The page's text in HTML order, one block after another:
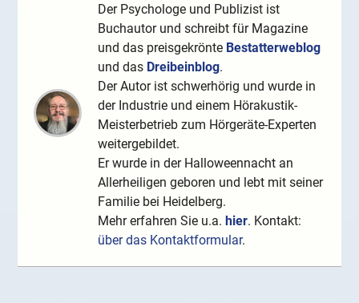
Der Psychologe und Publizist ist
Buchautor und schreibt für Magazine
und das preisgekrönte Bestatterweblog
und das Dreibeinblog.
Der Autor ist schwerhörig und wurde in
der Industrie und einem Hörakustik-
Meisterbetrieb zum Hörgeräte-Experten
weitergebildet.
Er wurde in der Halloweennacht an
Allerheiligen geboren und lebt mit seiner
Familie bei Heidelberg.
Mehr erfahren Sie u.a.hier. Kontakt:
über das Kontaktformular.